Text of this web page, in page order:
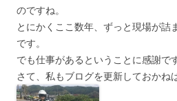
のですね。
とにかくここ数年、ずっと現場が詰
です。
でも仕事があるということに感謝で
さて、私もブログを更新しておかね